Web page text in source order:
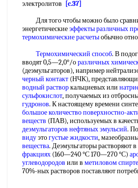
электролитов
[c.37]
Для того чтобы можно было
энергетическиеэффекты различных
термохимические расчетыобычно
Термохимический способ. В
вводят 0,5—2,0°/оразличных
(деэмульгаторов), например
черный контакт (НЧК),
водный растворкальциевых или
сульфокислот, получаемых из
гудронов. К настоящему времени
большое количествоповерхностно-
веществ (ПАВ), используемых в
деэмульгаторов нефтяных эмульсий. По
видуэтогустые жидкости,
вещества. Деэмульгаторы растворяют в
фракциях (160—240 °С 170—270 °С)
углеводородов или в метиловом спирте
70%-ных растворов поставляют